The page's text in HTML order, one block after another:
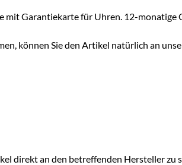
Garantiekarte für Uhren. 12-monatige
können Sie den Artikel natürlich an
direkt an den betreffenden Hersteller zu